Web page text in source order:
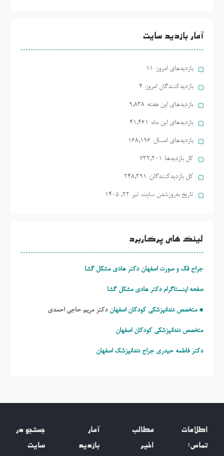
آمار بازدید سایت
بازدیدهای امروز: 11
بازدیدکنندگان امروز: 4
بازدیدهای این هفته: 9,838
بازدیدهای این ماه: 41,461
بازدیدهای امسال: 168,196
کل بازدیدها: 732,201
کل بازدیدکنند‌گان: 248,391
تاریخ به‌روزشدن سایت: تیر ۲۲, ۱۴۰۵
لینک های پرکاربرد
جراح فک و صورت اصفهان دکتر هادی مشکل گشا
صفحه اینستاگرام دکتر هادی مشکل گشا
* متخصص دندانپزشکی کودکان اصفهان دکتر مریم حاجی احمدی
متخصص دندانپزشکی کودکان اصفهان
دکتر فاطمه حیدری جراح دندانپزشک اصفهان
اطلاعات
تماس:
مطالب
اخیر
آمار
بازدید
جستجو در
سایت